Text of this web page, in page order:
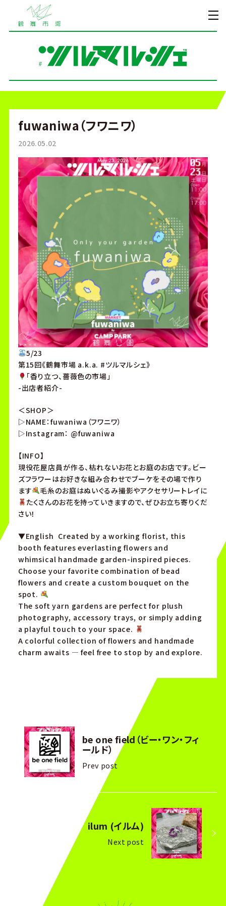
fuwaniwa（フワニワ）
2026.05.02
5/23
第15回《鶴舞市場 a.k.a. #ツルマルシェ》
「香り立つ、薔薇色の市場」
-出店者紹介-
＜SHOP＞
▷NAME：fuwaniwa（フワニワ）
▷Instagram： @fuwaniwa
【INFO】
現役花屋店員が作る、枯れないお花とお庭のお店です。ビー
ズフラワーはお好きな組み合わせでブーケをその場で作り
ます
毛糸のお庭はぬいぐるみ撮影やアクセサリートレイに
たくさんのお花を持っていきますので、ぜひお立ち寄りくだ
さい！
▼English Created by a working florist, this
booth features everlasting flowers and
whimsical handmade garden-inspired pieces.
Choose your favorite combination of bead
flowers and create a custom bouquet on the
spot.
The soft yarn gardens are perfect for plush
photography, accessory trays, or simply adding
a playful touch to your space.
A colorful collection of flowers and handmade
charm awaits — feel free to stop by and explore.
be one field（ビー・ワン・フィ
ールド）
Prev post
ilum (イルム)
Next post